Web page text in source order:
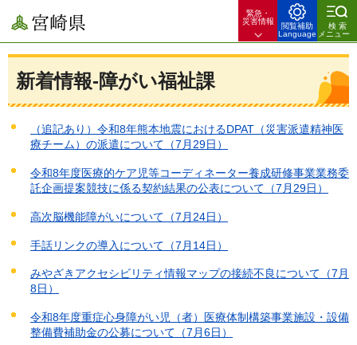
宮崎県
緊急・
災害情報
閲覧補助
Language
検索
メニュー
新着情報-障がい福祉課
（追記あり）令和8年熊本地震におけるDPAT（災害派遣精神医
療チーム）の派遣について（7月29日）
令和8年度医療的ケア児等コーディネーター養成研修事業業務委
託企画提案競技に係る契約結果の公表について（7月29日）
高次脳機能障がいについて（7月24日）
手話リンクの導入について（7月14日）
みやざきアクセシビリティ情報マップの接続不良について（7月
8日）
令和8年度重症心身障がい児（者）医療体制構築事業施設・設備
整備費補助金の公募について（7月6日）